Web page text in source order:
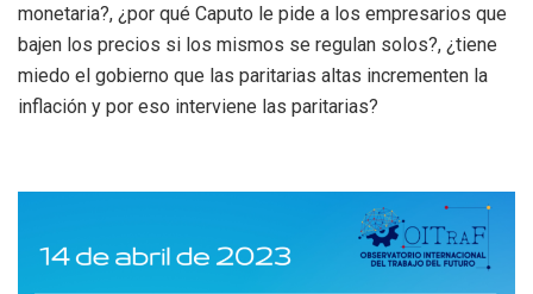
monetaria?, ¿por qué Caputo le pide a los empresarios que
bajen los precios si los mismos se regulan solos?, ¿tiene
miedo el gobierno que las paritarias altas incrementen la
inflación y por eso interviene las paritarias?